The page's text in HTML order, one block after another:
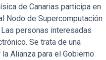
de Canarias participa en
Nodo de Supercomputación
personas interesadas
Se trata de una
Alianza para el Gobierno